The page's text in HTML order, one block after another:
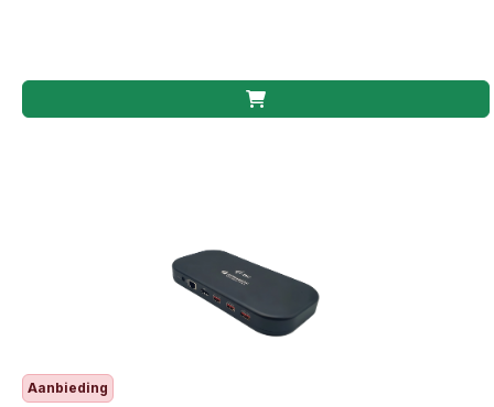
Aanbieding